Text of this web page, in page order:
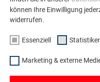
können Ihre Einwilligung
widerrufen.
Essenziell
Marketing & externe